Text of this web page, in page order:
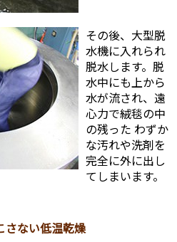
その後、大型脱
水機に入れられ
脱水します。脱
水中にも上から
水が流され、遠
心力で絨毯の中
の残った わずか
な汚れや洗剤を
完全に外に出し
てしまいます。
さない低温乾燥